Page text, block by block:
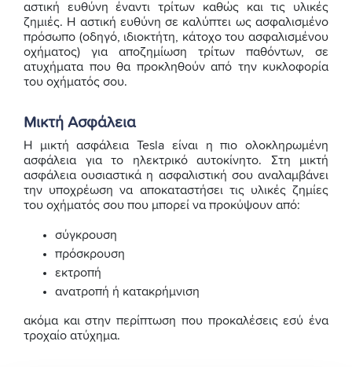
αστική ευθύνη έναντι τρίτων καθώς και τις υλικές
ζημιές. Η αστική ευθύνη σε καλύπτει ως ασφαλισμένο
πρόσωπο (οδηγό, ιδιοκτήτη, κάτοχο του ασφαλισμένου
οχήματος) για αποζημίωση τρίτων παθόντων, σε
ατυχήματα που θα προκληθούν από την κυκλοφορία
του οχήματός σου.
Μικτή Ασφάλεια
Η μικτή ασφάλεια Tesla είναι η πιο ολοκληρωμένη
ασφάλεια για το ηλεκτρικό αυτοκίνητο. Στη μικτή
ασφάλεια ουσιαστικά η ασφαλιστική σου αναλαμβάνει
την υποχρέωση να αποκαταστήσει τις υλικές ζημίες
του οχήματός σου που μπορεί να προκύψουν από:
σύγκρουση
πρόσκρουση
εκτροπή
ανατροπή ή κατακρήμνιση
ακόμα και στην περίπτωση που προκαλέσεις εσύ ένα
τροχαίο ατύχημα.